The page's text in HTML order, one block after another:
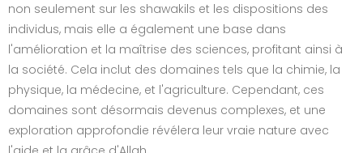
non seulement sur les shawakils et les dispositions des
individus, mais elle a également une base dans
l'amélioration et la maîtrise des sciences, profitant ainsi à
la société. Cela inclut des domaines tels que la chimie, la
physique, la médecine, et l'agriculture. Cependant, ces
domaines sont désormais devenus complexes, et une
exploration approfondie révélera leur vraie nature avec